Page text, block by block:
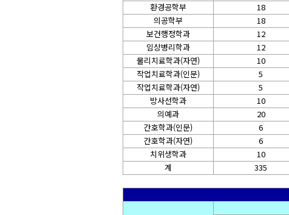
환경공학부
18
의공학부
18
보건행정학과
12
임상병리학과
12
물리치료학과(자연)
10
작업치료학과(인문)
5
작업치료학과(자연)
5
방사선학과
10
의예과
20
간호학과(인문)
6
간호학과(자연)
6
치위생학과
10
계
335